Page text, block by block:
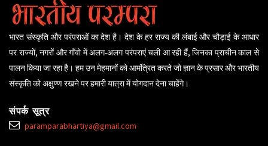
भारत संस्कृति और परंपराओं का देश है। देश के हर राज्य की लंबाई और चौड़ाई के आधार
पर राज्यों, नगरों और गाँवो में अलग-अलग परंपराएं चली आ रही हैं, जिनका प्राचीन काल से
पालन किया जा रहा है। हम उन मेहमानों को आमंत्रित करते जो ज्ञान के प्रसार और भारतीय
संस्कृति को अक्षुण्ण रखने पर हमारी यात्रा में योगदान देना चाहेंगे।
संपर्क सूत्र
paramparabhartiya@gmail.com